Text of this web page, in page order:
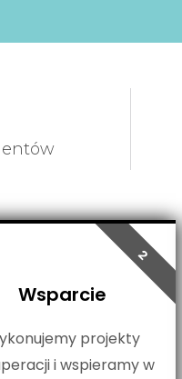
Wsparcie
projekty
i wspieramy w
2